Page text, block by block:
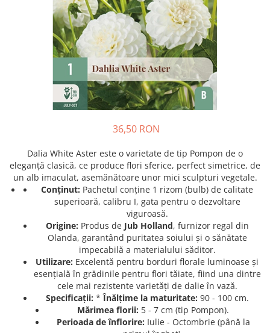
Bulbi de Echinacea
Bulbi de Frezie
Bulbi de Fritillaria
Bulbi de Gaillardia (Kokarda)
Bulbi de Gladiole
Bulbi de Irisi - Stanjenel
Bulbi de Lalele
Bulbi de Narcise
Bulbi de Ranunculus
Bulbi de Tigridia
Bulbi de Zambile
Bulbi de Zantedeschia
Bulbi Sparaxis
Seminte de Flori
Seminte de Ierburi
Seminte de Legume/Fructe
Păr - Pyrus communis
Smochini - Ficus carica
Viță de Vie - Vitis
36,50 RON
Dalia White Aster este o varietate de tip Pompon de o
eleganță clasică, ce produce flori sferice, perfect simetrice, de
un alb imaculat, asemănătoare unor mici sculpturi vegetale.
Conținut: Pachetul conține 1 rizom (bulb) de calitate
superioară, calibru I, gata pentru o dezvoltare
viguroasă.
Origine: Produs de Jub Holland, furnizor regal din
Olanda, garantând puritatea soiului și o sănătate
impecabilă a materialului săditor.
Utilizare: Excelentă pentru borduri florale luminoase și
esențială în grădinile pentru flori tăiate, fiind una dintre
cele mai rezistente varietăți de dalie în vază.
Specificații: *Înălțime la maturitate: 90 - 100 cm.
Mărimea florii: 5 - 7 cm (tip Pompon).
Perioada de înflorire: Iulie - Octombrie (până la